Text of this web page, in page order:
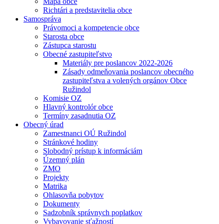
Richtári a predstavitelia obce
Samospráva
Právomoci a kompetencie obce
Starosta obce
Zástupca starostu
Obecné zastupiteľstvo
Materiály pre poslancov 2022-2026
Zásady odmeňovania poslancov obecného
zastupiteľstva a volených orgánov Obce
Ružindol
Komisie OZ
Hlavný kontrolór obce
Termíny zasadnutia OZ
Obecný úrad
Zamestnanci OÚ Ružindol
Stránkové hodiny
Slobodný prístup k informáciám
Územný plán
ZMO
Projekty
Matrika
Ohlasovňa pobytov
Dokumenty
Sadzobník správnych poplatkov
Vybavovanie sťažností